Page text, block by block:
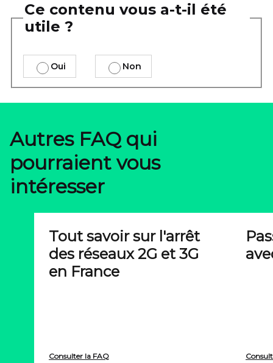
Ce contenu vous a-t-il été
utile ?
Oui Non
Autres FAQ qui
pourraient vous
intéresser
Tout savoir sur l'arrêt
des réseaux 2G et 3G
en France
Consulter la FAQ